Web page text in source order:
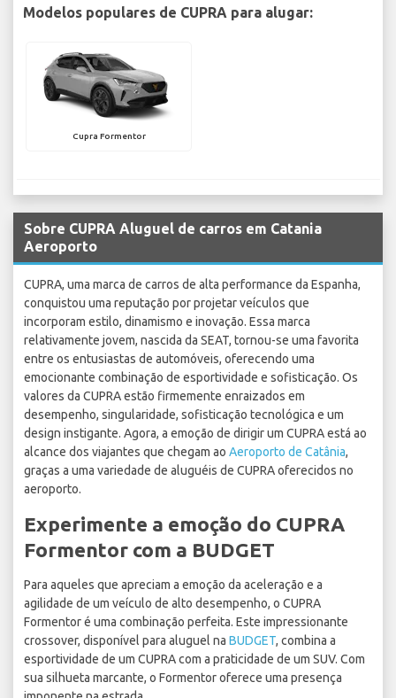
Modelos populares de CUPRA para alugar:
Cupra Formentor
Sobre CUPRA Aluguel de carros em Catania
Aeroporto
CUPRA, uma marca de carros de alta performance da Espanha,
conquistou uma reputação por projetar veículos que
incorporam estilo, dinamismo e inovação. Essa marca
relativamente jovem, nascida da SEAT, tornou-se uma favorita
entre os entusiastas de automóveis, oferecendo uma
emocionante combinação de esportividade e sofisticação. Os
valores da CUPRA estão firmemente enraizados em
desempenho, singularidade, sofisticação tecnológica e um
design instigante. Agora, a emoção de dirigir um CUPRA está ao
alcance dos viajantes que chegam ao Aeroporto de Catânia,
graças a uma variedade de aluguéis de CUPRA oferecidos no
aeroporto.
Experimente a emoção do CUPRA
Formentor com a BUDGET
Para aqueles que apreciam a emoção da aceleração e a
agilidade de um veículo de alto desempenho, o CUPRA
Formentor é uma combinação perfeita. Este impressionante
crossover, disponível para aluguel na BUDGET, combina a
esportividade de um CUPRA com a praticidade de um SUV. Com
sua silhueta marcante, o Formentor oferece uma presença